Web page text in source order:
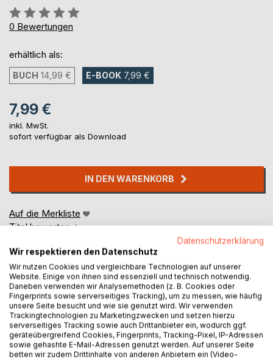
Bewertung::
0%
0 Bewertungen
erhältlich als:
BUCH 14,99 € E-BOOK 7,99 €
7,99 €
inkl. MwSt.
sofort verfügbar als Download
IN DEN WARENKORB
Auf die Merkliste
Titel bewerten
BESCHREIBUNG
Der Fresser DE VEC 074 409 wurde in eine dunkle Welt
Datenschutzerklärung
Wir respektieren den Datenschutz
Wir nutzen Cookies und vergleichbare Technologien auf unserer
Website. Einige von ihnen sind essenziell und technisch notwendig.
Daneben verwenden wir Analysemethoden (z. B. Cookies oder
Fingerprints sowie serverseitiges Tracking), um zu messen, wie häufig
unsere Seite besucht und wie sie genutzt wird. Wir verwenden
Trackingtechnologien zu Marketingzwecken und setzen hierzu
serverseitiges Tracking sowie auch Drittanbieter ein, wodurch ggf.
geräteübergreifend Cookies, Fingerprints, Tracking-Pixel, IP-Adressen
sowie gehashte E-Mail-Adressen genutzt werden. Auf unserer Seite
betten wir zudem Drittinhalte von anderen Anbietern ein (Video-